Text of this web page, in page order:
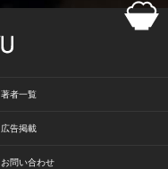
著者一覧
広告掲載
お問い合わせ